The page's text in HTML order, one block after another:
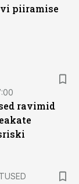
piiramise
ravimid